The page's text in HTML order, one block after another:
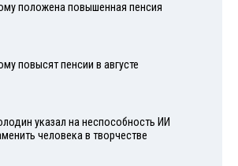
положена повышенная пенсия
повысят пенсии в августе
указал на неспособность ИИ
человека в творчестве